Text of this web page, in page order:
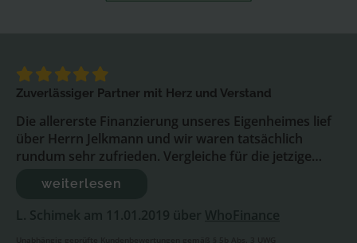
Zuverlässiger Partner mit Herz und Verstand
Die allererste Finanzierung unseres Eigenheimes lief
über Herrn Jelkmann und wir waren tatsächlich
rundum sehr zufrieden. Vergleiche für die jetzige…
weiterlesen